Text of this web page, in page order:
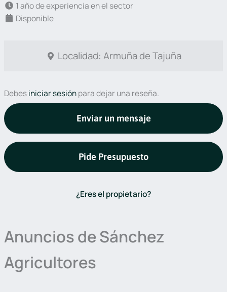
1 año de experiencia en el sector
Disponible
Localidad: Armuña de Tajuña
Debesiniciar sesiónpara dejar una reseña.
Enviar un mensaje
Pide Presupuesto
¿Eres el propietario?
Anuncios de Sánchez
Agricultores